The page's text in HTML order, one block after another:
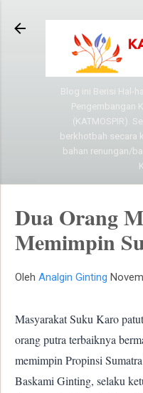
Blog ini Berisi Hal-
Pengembangan
(KATMOSPIR).
berkhotbah secara
bahan renungan/
Dua Orang
Memimpin
Oleh Analgin Ginting
Masyarakat Suku Karo
orang putra terbaiknya
memimpin Propinsi
Baskami Ginting, selaku